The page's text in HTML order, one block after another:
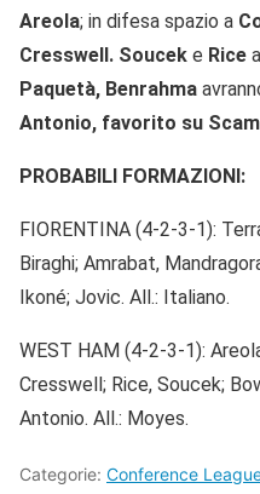
Areola; in difesa spazio a
Cresswell. Soucek e Rice
Paquetà, Benrahma
Antonio, favorito su
PROBABILI FORMAZIONI:
FIORENTINA (4-2-3-1):
Biraghi; Amrabat,
Ikoné; Jovic. All.: Italiano.
WEST HAM (4-2-3-1):
Cresswell; Rice, Soucek;
Antonio. All.: Moyes.
Categorie: Conference